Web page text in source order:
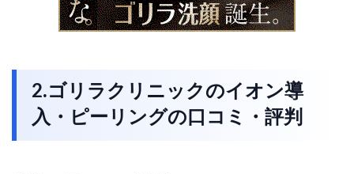
2.ゴリラクリニックのイオン導
入・ピーリングの口コミ・評判